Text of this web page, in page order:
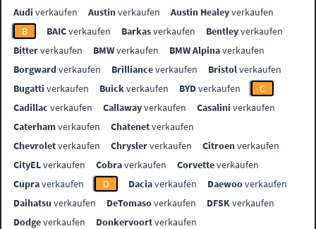
Audi verkaufen Austinverkaufen Austin Healeyverkaufen
B
BAICverkaufen Barkasverkaufen Bentleyverkaufen
Bitterverkaufen BMWverkaufen BMW Alpinaverkaufen
Borgwardverkaufen Brillianceverkaufen Bristolverkaufen
Bugatti verkaufen Buickverkaufen BYDverkaufen
C
Cadillac verkaufen Callawayverkaufen Casalini verkaufen
Caterhamverkaufen Chatenetverkaufen
Chevroletverkaufen Chryslerverkaufen Citroenverkaufen
CityELverkaufen Cobraverkaufen Corvetteverkaufen
Cupraverkaufen D Daciaverkaufen Daewooverkaufen
Daihatsu verkaufen DeTomasoverkaufen DFSKverkaufen
Dodgeverkaufen Donkervoortverkaufen